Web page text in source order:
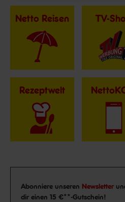
Netto Reisen TV-
Rezeptwelt
Newsletter Anmeldung
Abonniere unseren Newsletter
dir einen 15 €**-Gutschein!